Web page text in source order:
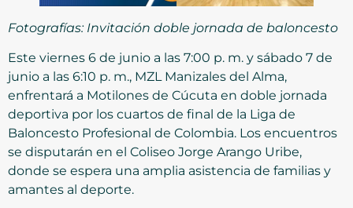
Fotografías: Invitación doble jornada de baloncesto
Este viernes 6 de junio a las 7:00 p. m. y sábado 7 de
junio a las 6:10 p. m., MZL Manizales del Alma,
enfrentará a Motilones de Cúcuta en doble jornada
deportiva por los cuartos de final de la Liga de
Baloncesto Profesional de Colombia. Los encuentros
se disputarán en el Coliseo Jorge Arango Uribe,
donde se espera una amplia asistencia de familias y
amantes al deporte.